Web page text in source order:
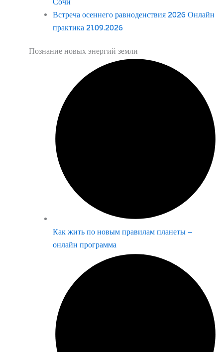
Встреча осеннего равноденствия 2026 Онлайн
практика 21.09.2026
Познание новых энергий земли
Как жить по новым правилам планеты –
онлайн программа